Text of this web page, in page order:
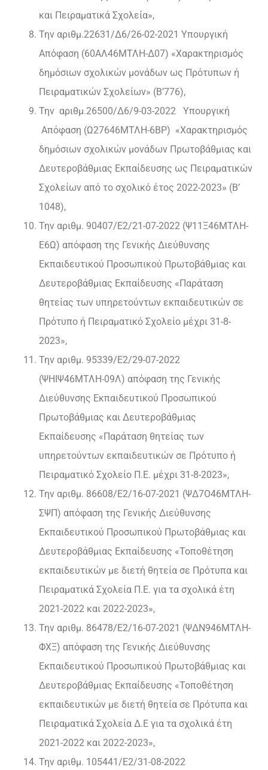
και Πειραματικά Σχολεία»,
Την αριθμ.22631/Δ6/26-02-2021 Υπουργική
Απόφαση (60ΑΛ46ΜΤΛΗ-Δ07) «Χαρακτηρισμός
δημόσιων σχολικών μονάδων ως Πρότυπων ή
Πειραματικών Σχολείων» (Β’776),
Την αριθμ.26500/Δ6/9-03-2022 Υπουργική
Απόφαση (Ω27646ΜΤΛΗ-6ΒΡ) «Χαρακτηρισμός
δημόσιων σχολικών μονάδων Πρωτοβάθμιας και
Δευτεροβάθμιας Εκπαίδευσης ως Πειραματικών
Σχολείων από το σχολικό έτος 2022-2023» (Β’
1048),
Την αριθμ. 90407/Ε2/21-07-2022 (Ψ11Ξ46ΜΤΛΗ-
Ε6Ω) απόφαση της Γενικής Διεύθυνσης
Εκπαιδευτικού Προσωπικού Πρωτοβάθμιας και
Δευτεροβάθμιας Εκπαίδευσης «Παράταση
θητείας των υπηρετούντων εκπαιδευτικών σε
Πρότυπο ή Πειραματικό Σχολείο μέχρι 31-8-
2023»,
Την αριθμ. 95339/Ε2/29-07-2022
(ΨΗΙΨ46ΜΤΛΗ-09Λ) απόφαση της Γενικής
Διεύθυνσης Εκπαιδευτικού Προσωπικού
Πρωτοβάθμιας και Δευτεροβάθμιας
Εκπαίδευσης «Παράταση θητείας των
υπηρετούντων εκπαιδευτικών σε Πρότυπο ή
Πειραματικό Σχολείο Π.Ε. μέχρι 31-8-2023»,
Την αριθμ. 86608/Ε2/16-07-2021 (ΨΔ7Ο46ΜΤΛΗ-
ΣΨΠ) απόφαση της Γενικής Διεύθυνσης
Εκπαιδευτικού Προσωπικού Πρωτοβάθμιας και
Δευτεροβάθμιας Εκπαίδευσης «Τοποθέτηση
εκπαιδευτικών με διετή θητεία σε Πρότυπα και
Πειραματικά Σχολεία Π.Ε. για τα σχολικά έτη
2021-2022 και 2022-2023»,
Την αριθμ. 86478/Ε2/16-07-2021 (ΨΔΝ946ΜΤΛΗ-
ΦΧΞ) απόφαση της Γενικής Διεύθυνσης
Εκπαιδευτικού Προσωπικού Πρωτοβάθμιας και
Δευτεροβάθμιας Εκπαίδευσης «Τοποθέτηση
εκπαιδευτικών με διετή θητεία σε Πρότυπα και
Πειραματικά Σχολεία Δ.Ε για τα σχολικά έτη
2021-2022 και 2022-2023»,
Την αριθμ. 105441/Ε2/31-08-2022